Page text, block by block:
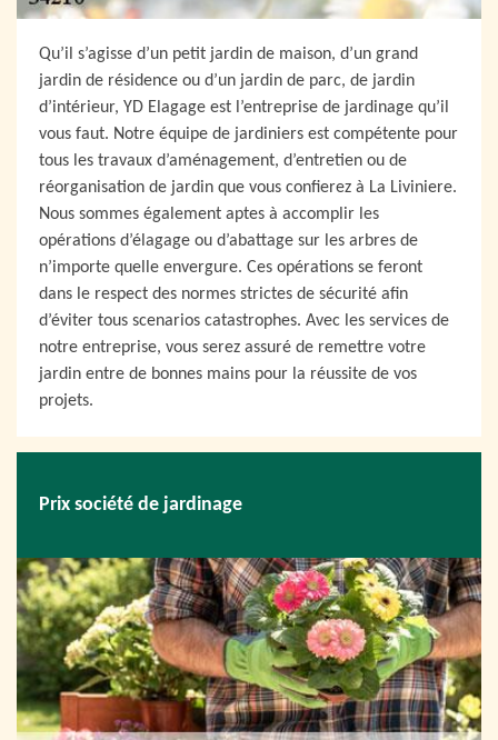
Qu’il s’agisse d’un petit jardin de maison, d’un grand
jardin de résidence ou d’un jardin de parc, de jardin
d’intérieur, YD Elagage est l’entreprise de jardinage qu’il
vous faut. Notre équipe de jardiniers est compétente pour
tous les travaux d’aménagement, d’entretien ou de
réorganisation de jardin que vous confierez à La Liviniere.
Nous sommes également aptes à accomplir les
opérations d’élagage ou d’abattage sur les arbres de
n’importe quelle envergure. Ces opérations se feront
dans le respect des normes strictes de sécurité afin
d’éviter tous scenarios catastrophes. Avec les services de
notre entreprise, vous serez assuré de remettre votre
jardin entre de bonnes mains pour la réussite de vos
projets.
Prix société de jardinage